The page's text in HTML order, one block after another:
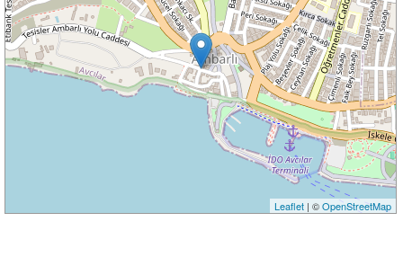
Leaflet| ©OpenStreetMap